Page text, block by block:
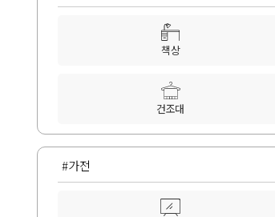
책상
건조대
#가전